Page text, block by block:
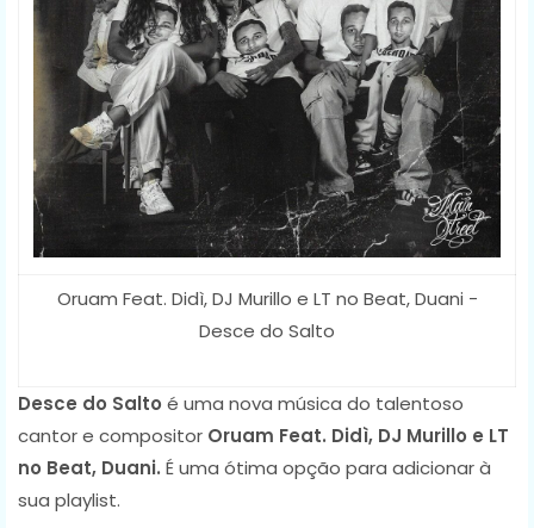
Oruam Feat. Didì, DJ Murillo e LT no Beat, Duani -
Desce do Salto
Desce do Salto é uma nova música do talentoso
cantor e compositor Oruam Feat. Didì, DJ Murillo e LT
no Beat, Duani. É uma ótima opção para adicionar à
sua playlist.